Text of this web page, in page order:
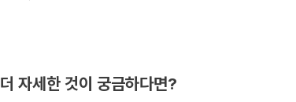
더 자세한 것이 궁금하다면?